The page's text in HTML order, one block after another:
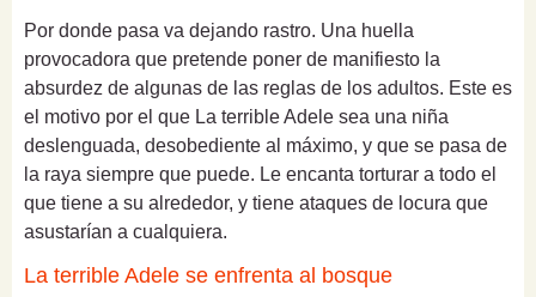
Por donde pasa va dejando rastro. Una huella
provocadora que pretende poner de manifiesto la
absurdez de algunas de las reglas de los adultos. Este es
el motivo por el que La terrible Adele sea una niña
deslenguada, desobediente al máximo, y que se pasa de
la raya siempre que puede. Le encanta torturar a todo el
que tiene a su alrededor, y tiene ataques de locura que
asustarían a cualquiera.
La terrible Adele se enfrenta al bosque